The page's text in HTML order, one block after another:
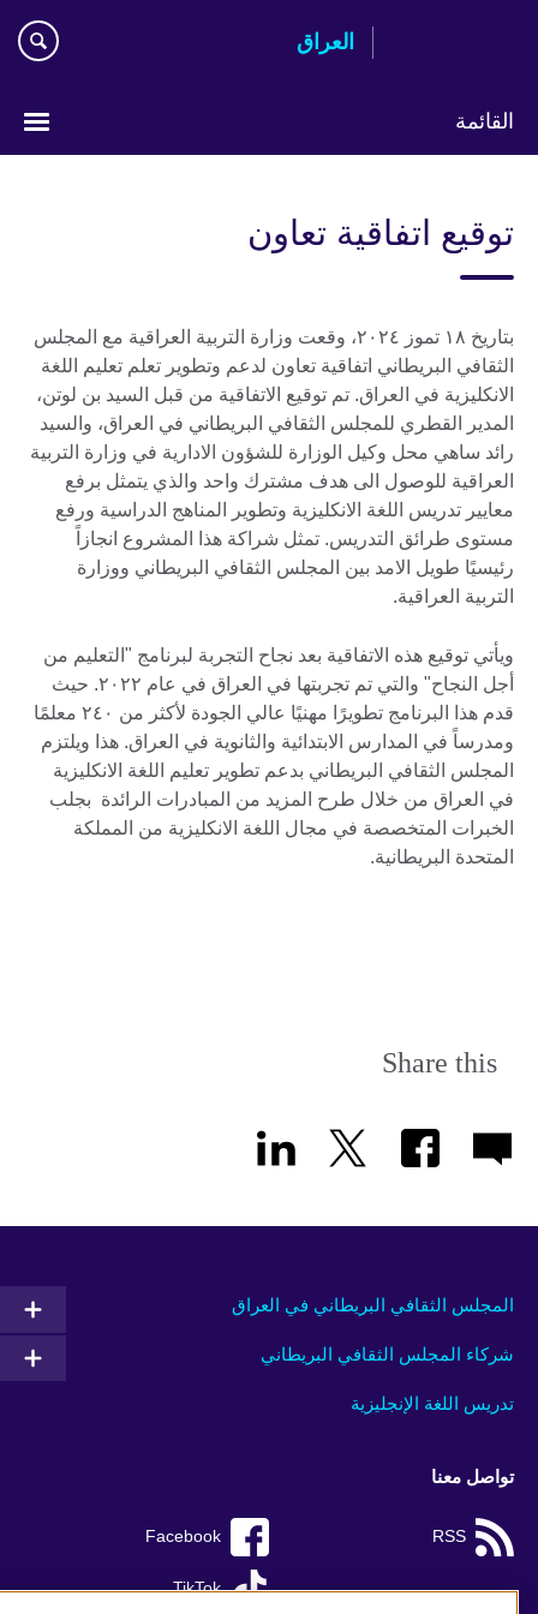
العراق
القائمة
توقيع اتفاقية تعاون
بتاريخ ۱۸ تموز ۲۰۲٤، وقعت وزارة التربية العراقية مع المجلس
الثقافي البريطاني اتفاقية تعاون لدعم وتطوير تعلم تعليم اللغة
الانكليزية في العراق. تم توقيع الاتفاقية من قبل السيد بن لوتن،
المدير القطري للمجلس الثقافي البريطاني في العراق، والسيد
رائد ساهي محل وكيل الوزارة للشؤون الادارية في وزارة التربية
العراقية للوصول الى هدف مشترك واحد والذي يتمثل برفع
معايير تدريس اللغة الانكليزية وتطوير المناهج الدراسية ورفع
مستوى طرائق التدريس. تمثل شراكة هذا المشروع انجازاً
رئيسيًا طويل الامد بين المجلس الثقافي البريطاني ووزارة
التربية العراقية.
ويأتي توقيع هذه الاتفاقية بعد نجاح التجربة لبرنامج "التعليم من
أجل النجاح" والتي تم تجربتها في العراق في عام ٢٠٢٢. حيث
قدم هذا البرنامج تطويرًا مهنيًا عالي الجودة لأكثر من ٢٤٠ معلمًا
ومدرساً في المدارس الابتدائية والثانوية في العراق. هذا ويلتزم
المجلس الثقافي البريطاني بدعم تطوير تعليم اللغة الانكليزية
في العراق من خلال طرح المزيد من المبادرات الرائدة بجلب
الخبرات المتخصصة في مجال اللغة الانكليزية من المملكة
المتحدة البريطانية.
Share this
المجلس الثقافي البريطاني في العراق
شركاء المجلس الثقافي البريطاني
تدريس اللغة الإنجليزية
تواصل معنا
Facebook RSS
TikTok